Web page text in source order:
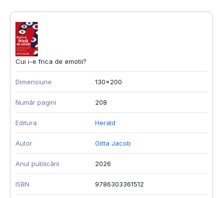
Cui i-e frica de emotii?
Dimensiune 130x200
Număr pagini 208
Editura Herald
Autor Gitta Jacob
Anul publicării 2026
ISBN 9786303361512